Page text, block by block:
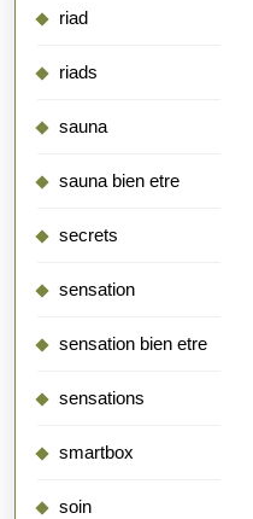
riad
riads
sauna
sauna bien etre
secrets
sensation
sensation bien etre
sensations
smartbox
soin